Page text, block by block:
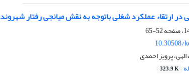
ارتقاء عملکرد شغلی باتوجه ‌‌به نقش میانجی رفتار
52-65
10.30508/
پرویز احمدی
323.9 K